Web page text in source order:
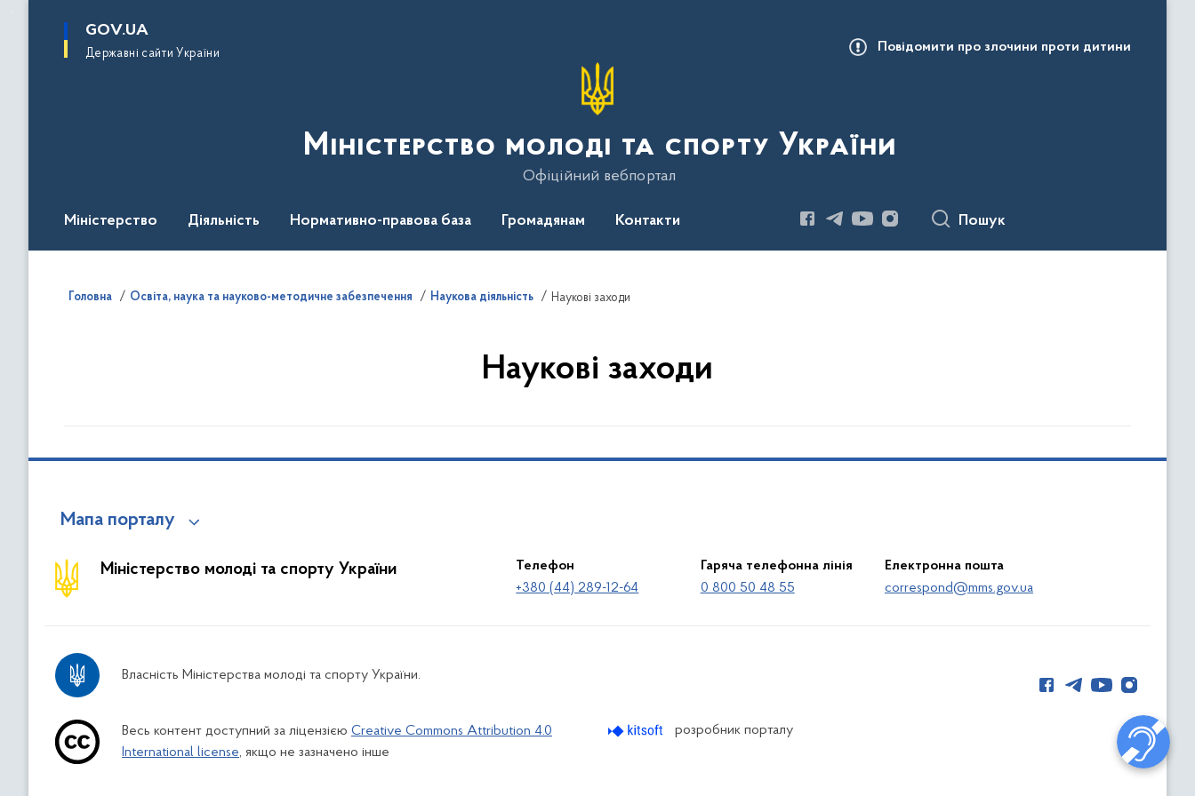
основного
GOV.UA
Державні сайти України Повідомити про злочини проти дитини
Міністерство молоді та спорту України
Офіційний вебпортал
Міністерство Діяльність Нормативно-правова база Громадянам Контакти Пошук
Головна Освіта, наука та науково-методичне забезпечення Наукова діяльність Наукові заходи
Наукові заходи
Мапа порталу
Міністерство молоді та спорту України
Телефон
+380 (44) 289-12-64
Гаряча телефонна лінія
0 800 50 48 55
Електронна пошта
correspond@mms.gov.ua
Власність Міністерства молоді та спорту України.
Весь контент доступний за ліцензією Creative Commons Attribution 4.0
International license, якщо не зазначено інше
розробник порталу